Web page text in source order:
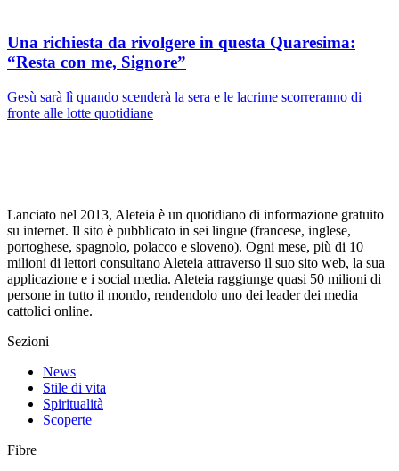
Una richiesta da rivolgere in questa Quaresima:
“Resta con me, Signore”
Gesù sarà lì quando scenderà la sera e le lacrime scorreranno di
fronte alle lotte quotidiane
Lanciato nel 2013, Aleteia è un quotidiano di informazione gratuito
su internet. Il sito è pubblicato in sei lingue (francese, inglese,
portoghese, spagnolo, polacco e sloveno). Ogni mese, più di 10
milioni di lettori consultano Aleteia attraverso il suo sito web, la sua
applicazione e i social media. Aleteia raggiunge quasi 50 milioni di
persone in tutto il mondo, rendendolo uno dei leader dei media
cattolici online.
Sezioni
News
Stile di vita
Spiritualità
Scoperte
Fibre